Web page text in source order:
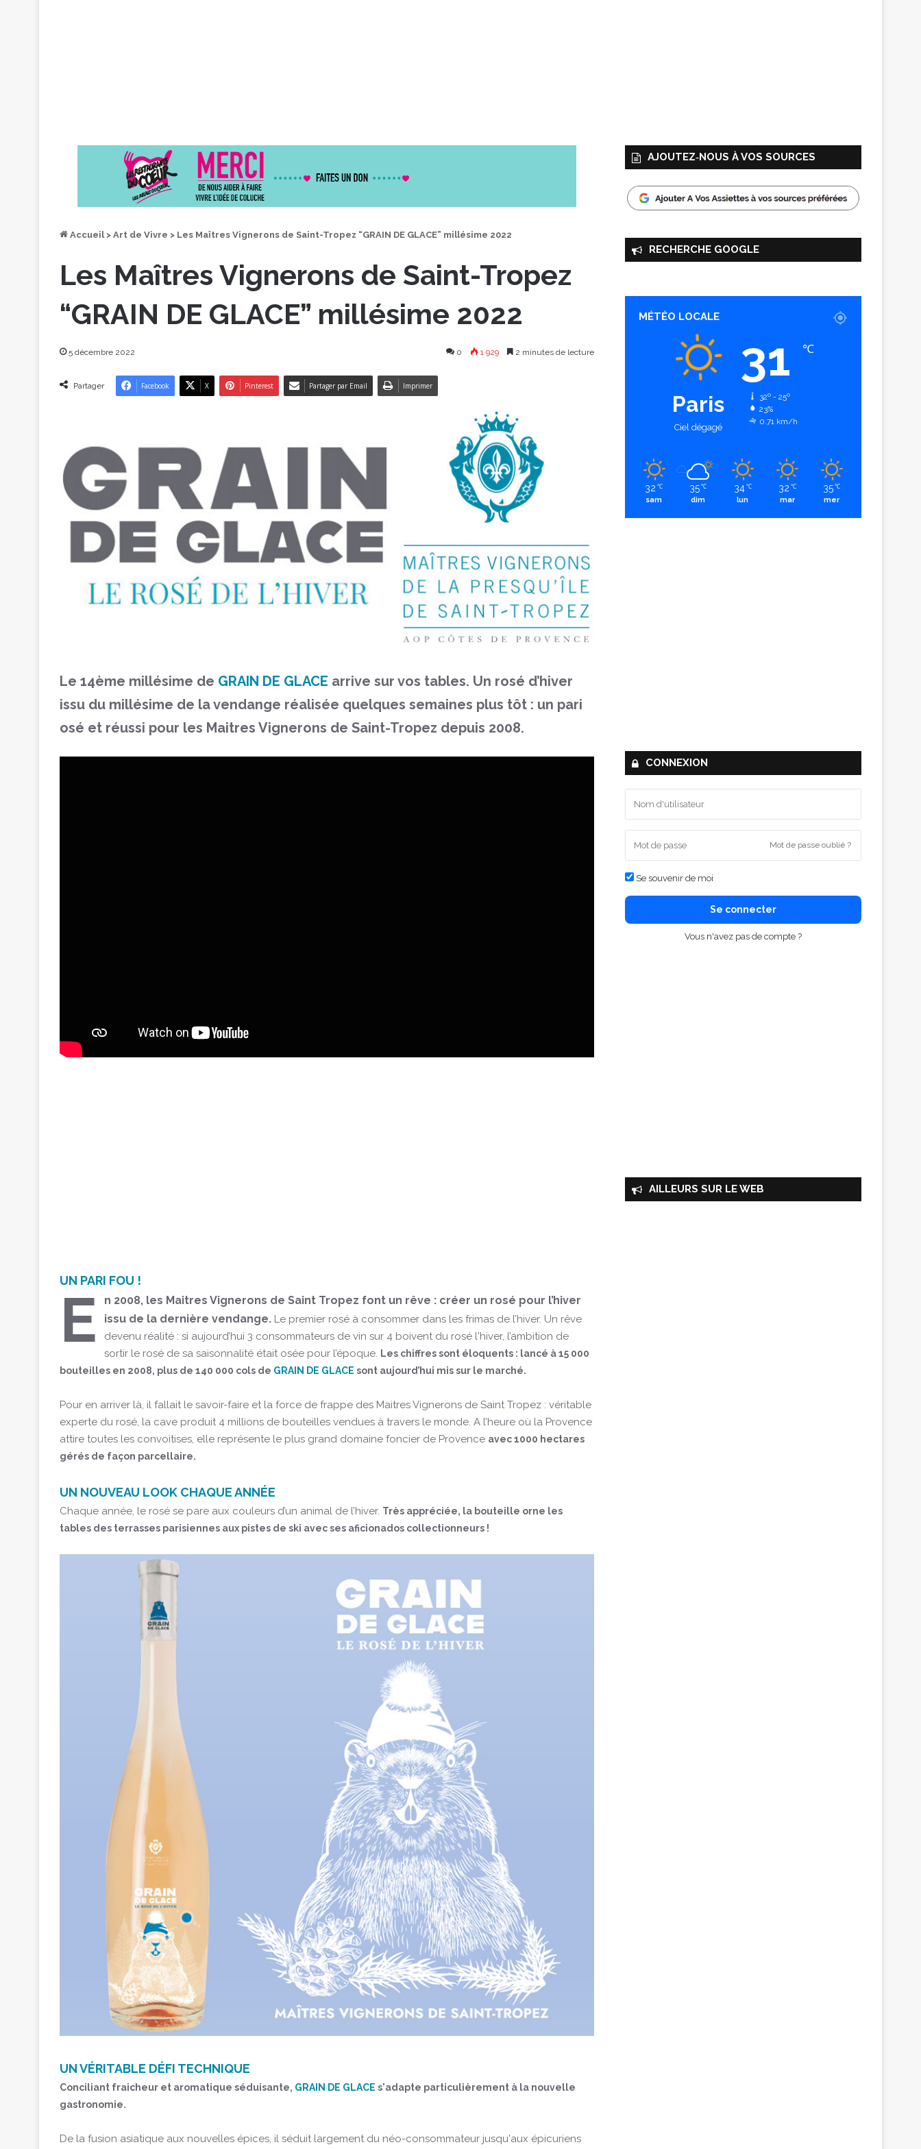
Accueil > Art de Vivre > Les Maîtres Vignerons de Saint-Tropez “GRAIN DE GLACE” millésime 2022
Les Maîtres Vignerons de Saint-Tropez
“GRAIN DE GLACE” millésime 2022
5 décembre 2022 0 1 929 2 minutes de lecture
Partager Facebook X Pinterest Partager par Email Imprimer
Le 14ème millésime de GRAIN DE GLACE arrive sur vos tables. Un rosé d’hiver
issu du millésime de la vendange réalisée quelques semaines plus tôt : un pari
osé et réussi pour les Maitres Vignerons de Saint-Tropez depuis 2008.
UN PARI FOU !
E
n 2008, les Maitres Vignerons de Saint Tropez font un rêve : créer un rosé pour l’hiver
issu de la dernière vendange. Le premier rosé à consommer dans les frimas de l’hiver. Un rêve
devenu réalité : si aujourd’hui 3 consommateurs de vin sur 4 boivent du rosé l'hiver, l’ambition de
sortir le rosé de sa saisonnalité était osée pour l’époque. Les chiffres sont éloquents : lancé à 15 000
bouteilles en 2008, plus de 140 000 cols de GRAIN DE GLACE sont aujourd’hui mis sur le marché.
Pour en arriver là, il fallait le savoir-faire et la force de frappe des Maitres Vignerons de Saint Tropez : véritable
experte du rosé, la cave produit 4 millions de bouteilles vendues à travers le monde. A l’heure où la Provence
attire toutes les convoitises, elle représente le plus grand domaine foncier de Provence avec 1000 hectares
gérés de façon parcellaire.
UN NOUVEAU LOOK CHAQUE ANNÉE
Chaque année, le rosé se pare aux couleurs d’un animal de l’hiver. Très appréciée, la bouteille orne les
tables des terrasses parisiennes aux pistes de ski avec ses aficionados collectionneurs !
UN VÉRITABLE DÉFI TECHNIQUE
Conciliant fraicheur et aromatique séduisante, GRAIN DE GLACE s'adapte particulièrement à la nouvelle
gastronomie.
De la fusion asiatique aux nouvelles épices, il séduit largement du néo-consommateur jusqu'aux épicuriens
AJOUTEZ‑NOUS À VOS SOURCES
RECHERCHE GOOGLE
MÉTÉO LOCALE
Paris
Ciel dégagé
31 ℃
32º - 25º
23%
0.71 km/h
32 ℃
sam
35 ℃
dim
34 ℃
lun
32 ℃
mar
35 ℃
mer
CONNEXION
Mot de passe oublié ?
Se souvenir de moi
Se connecter
Vous n'avez pas de compte ?
AILLEURS SUR LE WEB